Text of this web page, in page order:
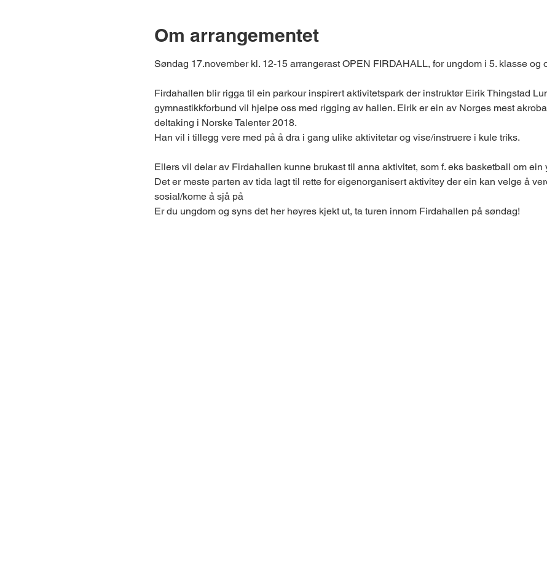
Om arrangementet
Søndag 17.november kl. 12-15 arrangerast OPEN FIRDAHALL, for ungdom i 5. klasse og
Firdahallen blir rigga til ein parkour inspirert aktivitetspark der instruktør Eirik Thingstad
gymnastikkforbund vil hjelpe oss med rigging av hallen. Eirik er ein av Norges mest
deltaking i Norske Talenter 2018.
Han vil i tillegg vere med på å dra i gang ulike aktivitetar og vise/instruere i kule triks.
Ellers vil delar av Firdahallen kunne brukast til anna aktivitet, som f. eks basketball om ein
Det er meste parten av tida lagt til rette for eigenorganisert aktivitey der ein kan velge å
sosial/kome å sjå på
Er du ungdom og syns det her høyres kjekt ut, ta turen innom Firdahallen på søndag!